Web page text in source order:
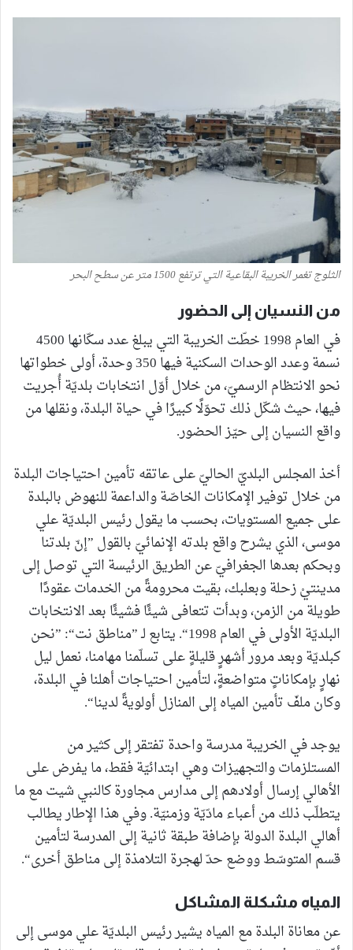
الثلوج تغمر الخريبة البقاعية التي ترتفع 1500 متر عن سطح البحر
من النسيان إلى الحضور
في العام 1998 خطّت الخريبة التي يبلغ عدد سكّانها 4500
نسمة وعدد الوحدات السكنية فيها 350 وحدة، أولى خطواتها
نحو الانتظام الرسميّ، من خلال أوّل انتخابات بلديّة أُجريت
فيها، حيث شكّل ذلك تحوّلًا كبيرًا في حياة البلدة، ونقلها من
واقع النسيان إلى حيّز الحضور.
أخذ المجلس البلديّ الحاليّ على عاتقه تأمين احتياجات البلدة
من خلال توفير الإمكانات الخاصّة والداعمة للنهوض بالبلدة
على جميع المستويات، بحسب ما يقول رئيس البلديّة علي
موسى، الذي يشرح واقع بلدته الإنمائيّ بالقول ”إنّ بلدتنا
وبحكم بعدها الجغرافيّ عن الطريق الرئيسة التي توصل إلى
مدينتيْ زحلة وبعلبك، بقيت محرومةً من الخدمات عقودًا
طويلة من الزمن، وبدأت تتعافى شيئًا فشيئًا بعد الانتخابات
البلديّة الأولى في العام 1998“. يتابع لـ ”مناطق نت“: ”نحن
كبلديّة وبعد مرور أشهرٍ قليلةٍ على تسلّمنا مهامنا، نعمل ليل
نهارٍ بإمكاناتٍ متواضعةٍ، لتأمين احتياجات أهلنا في البلدة،
وكان ملفّ تأمين المياه إلى المنازل أولويةً لدينا“.
يوجد في الخريبة مدرسة واحدة تفتقر إلى كثير من
المستلزمات والتجهيزات وهي ابتدائيّة فقط، ما يفرض على
الأهالي إرسال أولادهم إلى مدارس مجاورة كالنبي شيت مع ما
يتطلّب ذلك من أعباء مادّيّة وزمنيّة. وفي هذا الإطار يطالب
أهالي البلدة الدولة بإضافة طبقة ثانية إلى المدرسة لتأمين
قسم المتوسّط ووضع حدّ لهجرة التلامذة إلى مناطق أخرى“.
المياه مشكلة المشاكل
عن معاناة البلدة مع المياه يشير رئيس البلديّة علي موسى إلى